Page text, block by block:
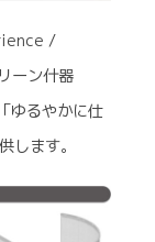
/
ーン什器
ゆるやかに仕
します。